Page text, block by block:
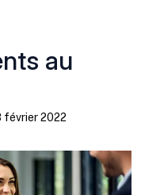
au
février 2022